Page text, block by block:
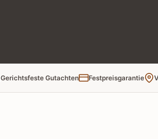
Gerichtsfeste Gutachten Festpreisgarantie